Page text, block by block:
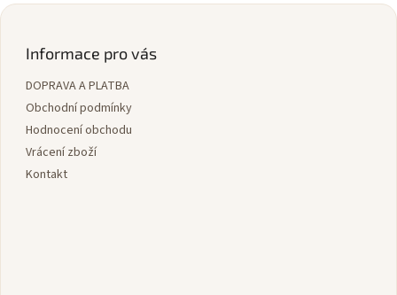
Z
Informace pro vás
DOPRAVA A PLATBA
Obchodní podmínky
Hodnocení obchodu
Vrácení zboží
Kontakt